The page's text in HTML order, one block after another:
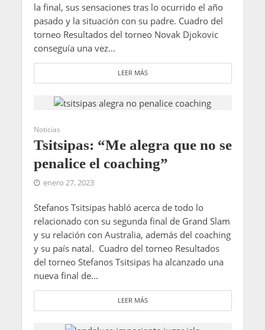
la final, sus sensaciones tras lo ocurrido el año
pasado y la situación con su padre. Cuadro del
torneo Resultados del torneo Novak Djokovic
conseguía una vez...
LEER MÁS
Noticias
Tsitsipas: “Me alegra que no se
penalice el coaching”
enero 27, 2023
Stefanos Tsitsipas habló acerca de todo lo
relacionado con su segunda final de Grand Slam
y su relación con Australia, además del coaching
y su país natal. Cuadro del torneo Resultados
del torneo Stefanos Tsitsipas ha alcanzado una
nueva final de...
LEER MÁS